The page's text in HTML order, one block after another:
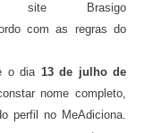
Brasigo
com as regras do
o dia 13 de julho de
nome completo,
perfil no MeAdiciona.